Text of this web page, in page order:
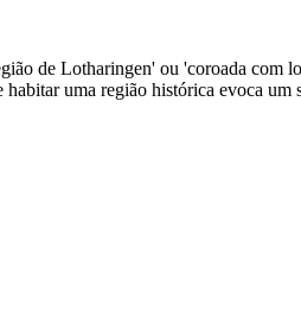
de Lotharingen' ou 'coroada com
uma região histórica evoca um